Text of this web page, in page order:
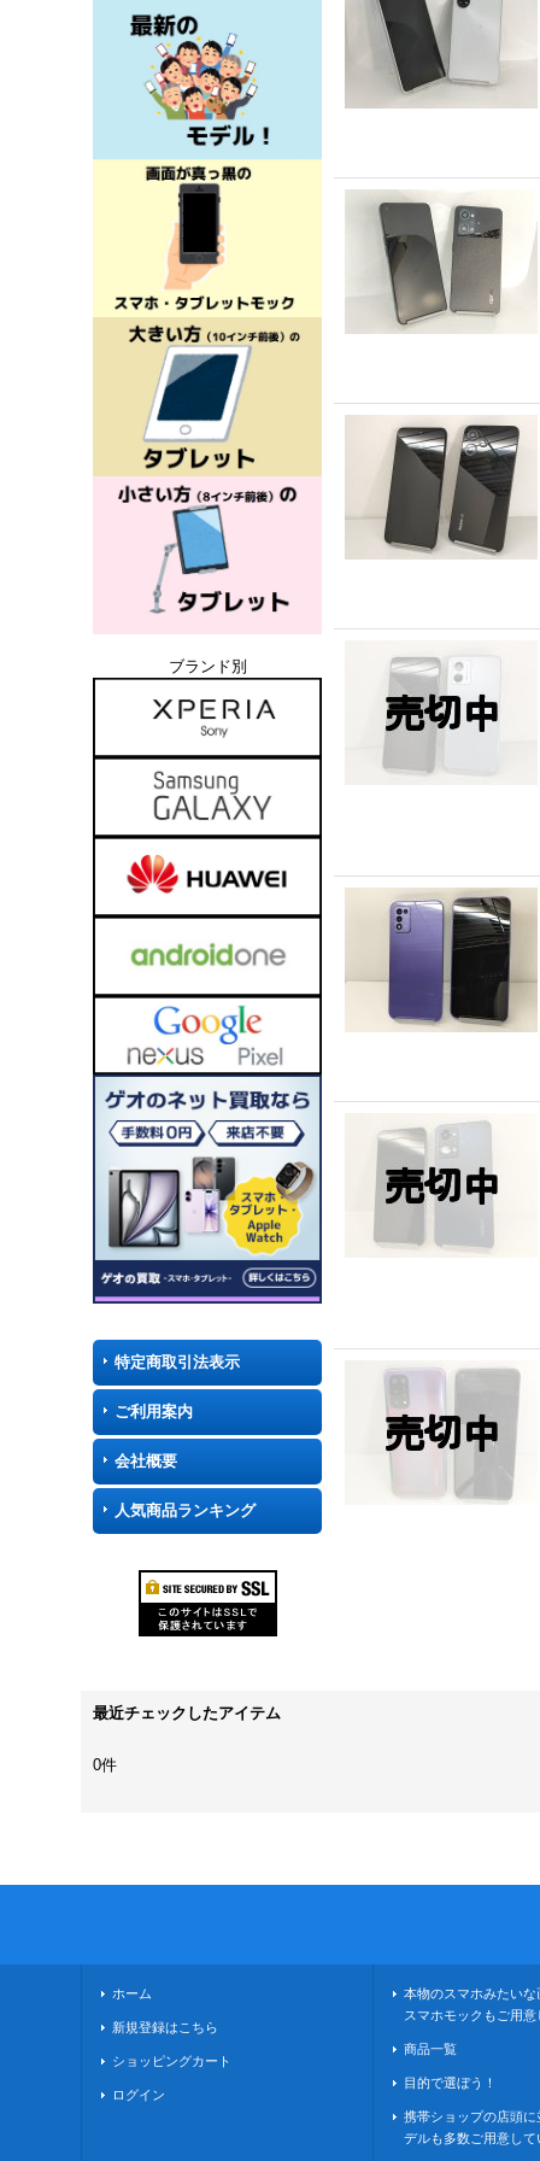
ブランド別
特定商取引法表示
ご利用案内
会社概要
人気商品ランキング
最近チェックしたアイテム
0件
ホーム
新規登録はこちら
ショッピングカート
ログイン
本物のスマホみたい
スマホモックもご用
商品一覧
目的で選ぼう！
携帯ショップの店頭
デルも多数ご用意して